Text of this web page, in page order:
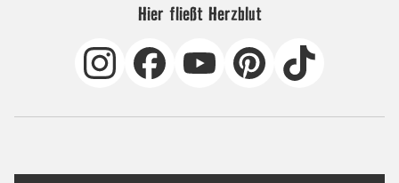
Hier fließt Herzblut